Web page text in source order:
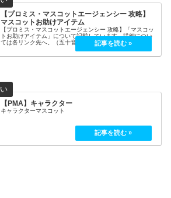
【プロミス・マスコットエージェンシー 攻略】
マスコットお助けアイテム
【プロミス・マスコットエージェンシー 攻略】「マスコッ
トお助けアイテム」について記載しています。詳細につい
ては各リンク先へ。（五十音順）重要アイテムマスコット
お助けアイテムマスコットお助けアイテムあ行-名称効果鮮
やかなメロンソーダ★8％ ト...
【PMA】キャラクター
キャラクターマスコット